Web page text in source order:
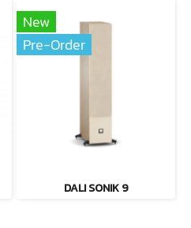
New
Pre-Order
DALI SONIK 9